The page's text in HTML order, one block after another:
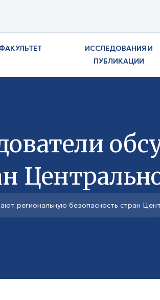
ФАКУЛЬТЕТ
ИССЛЕДОВАНИЯ И
ПУБЛИКАЦИИ
региональную безопасность стран